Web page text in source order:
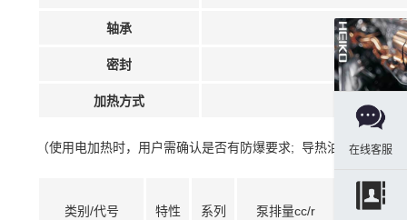
轴承
密封
加热方式
（使用电加热时，用户需确认是否有防爆要求; 导热油加热时，
类别/代号 特性 系列 泵排量cc/r
在线客服